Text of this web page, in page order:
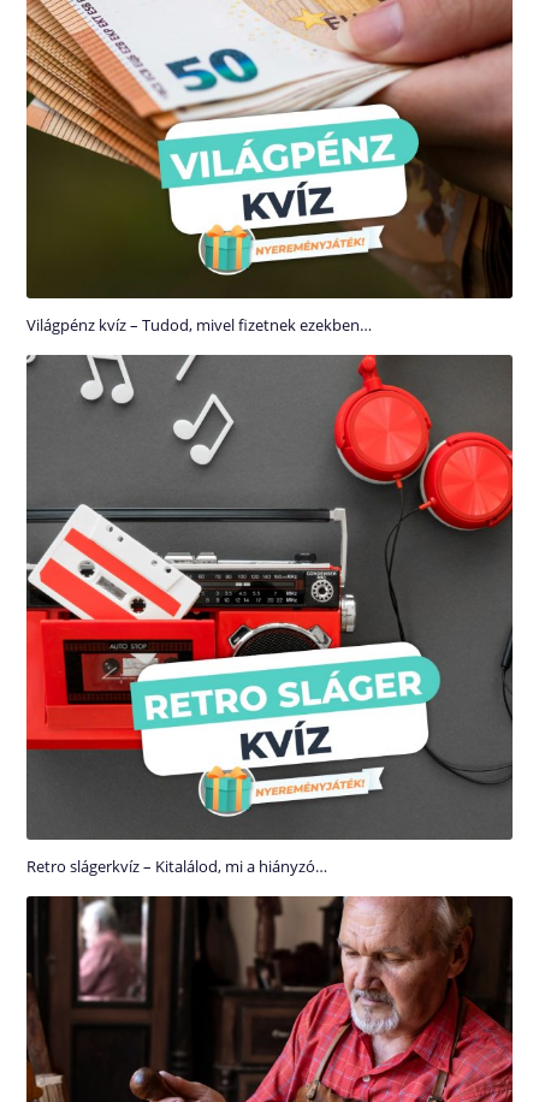
Világpénz kvíz – Tudod, mivel fizetnek ezekben…
Retro slágerkvíz – Kitalálod, mi a hiányzó…